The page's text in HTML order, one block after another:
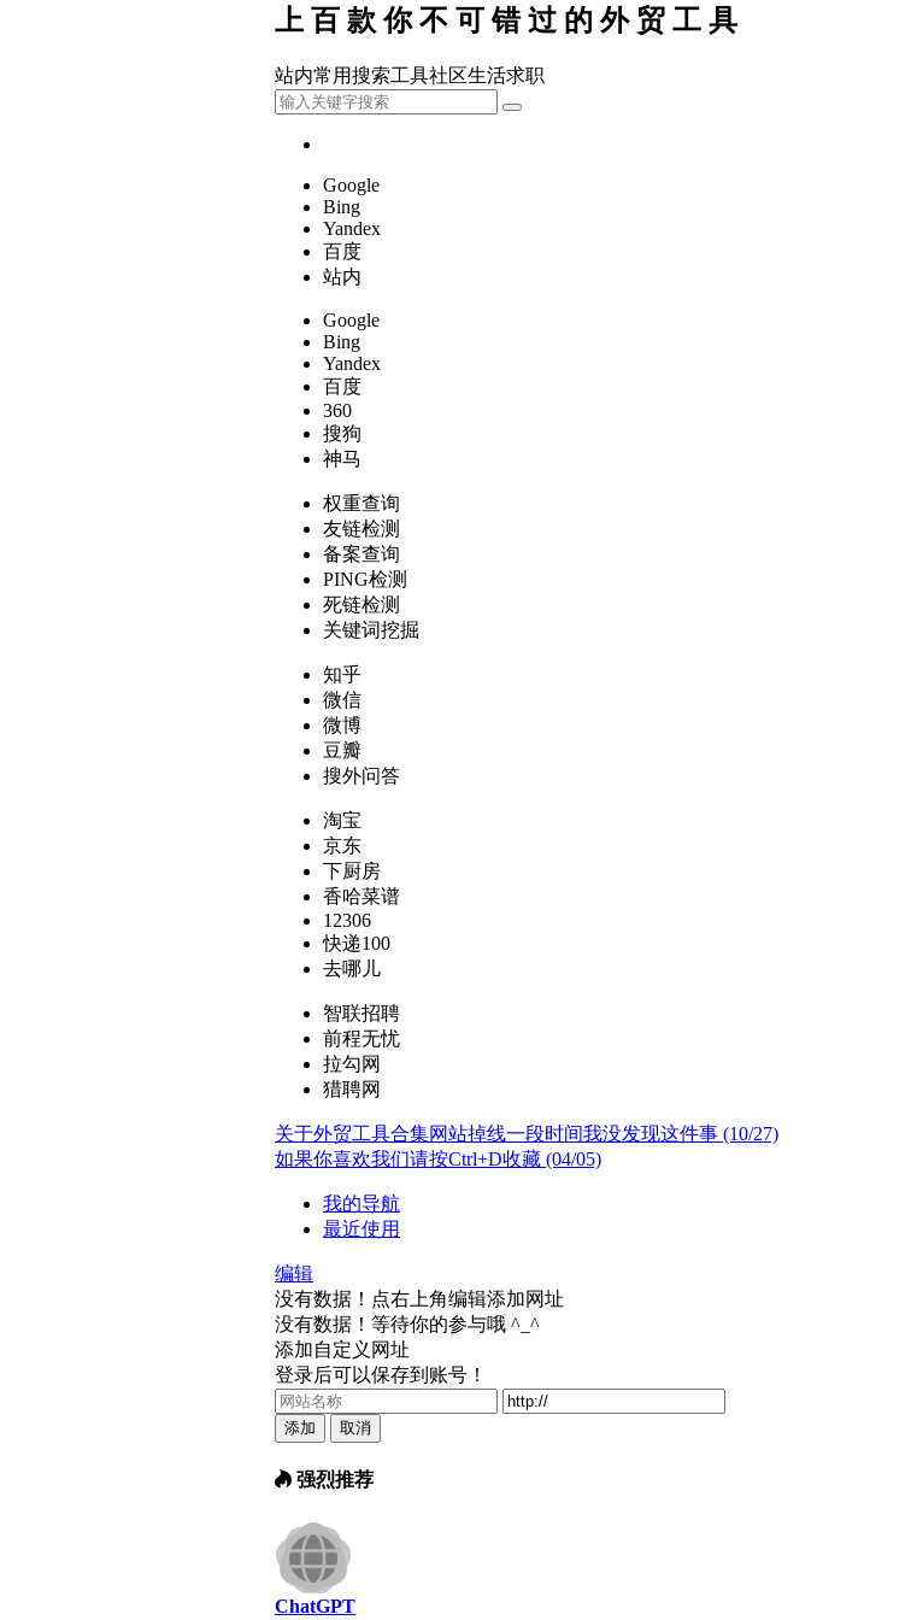
上百款你不可错过的外贸工具
站内常用搜索工具社区生活求职
Google
Bing
Yandex
百度
站内
Google
Bing
Yandex
百度
360
搜狗
神马
权重查询
友链检测
备案查询
PING检测
死链检测
关键词挖掘
知乎
微信
微博
豆瓣
搜外问答
淘宝
京东
下厨房
香哈菜谱
12306
快递100
去哪儿
智联招聘
前程无忧
拉勾网
猎聘网
关于外贸工具合集网站掉线一段时间我没发现这件事 (10/27)
如果你喜欢我们请按Ctrl+D收藏 (04/05)
我的导航
最近使用
编辑
没有数据！点右上角编辑添加网址
没有数据！等待你的参与哦 ^_^
添加自定义网址
登录后可以保存到账号！
添加 取消
强烈推荐
ChatGPT